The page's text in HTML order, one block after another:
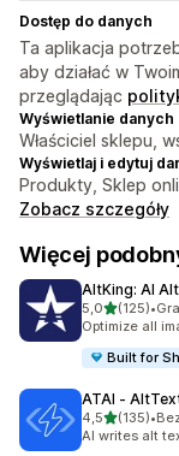
Dostęp do danych
Ta aplikacja
aby działać w
przeglądając
Wyświetlanie
Właściciel sklepu,
Wyświetlaj i edytuj
Produkty, Sklep
Zobacz szczegóły
Więcej
AltKing: AI
5,0na 5(125)
Łączna liczba
•
Optimize all
Built for
ATAI ‑
4,5na 5(135)
Łączna liczba
•
AI writes alt